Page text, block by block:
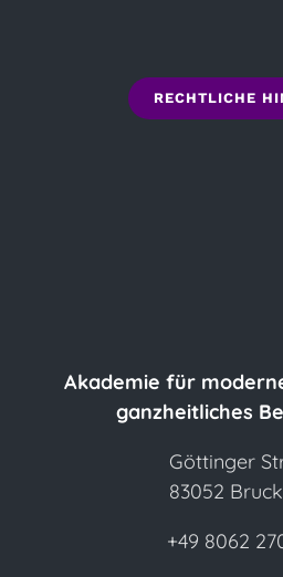
RECHTLICHE
Akademie für
ganzheitliches
Göttinger
83052
+49 8062